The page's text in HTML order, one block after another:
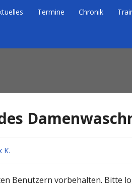
Termine Chronik
K.
Benutzern vorbehalten. Bitte